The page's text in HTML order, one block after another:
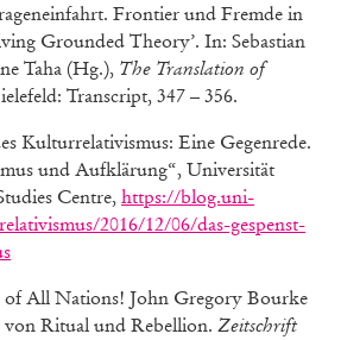
Frontier und Fremde in
Grounded Theory’. In: Sebastian
Taha (Hg.), The Translation of
Transcript, 347 – 356.
Kulturrelativismus: Eine Gegenrede.
und Aufklärung“, Universität
Centre, https://blog.uni-
2016/12/06/das-gespenst-
of All Nations! John Gregory Bourke
Ritual und Rebellion. Zeitschrift